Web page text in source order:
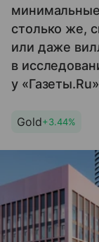
столько же,
или даже
в
у
Gold+3.44%